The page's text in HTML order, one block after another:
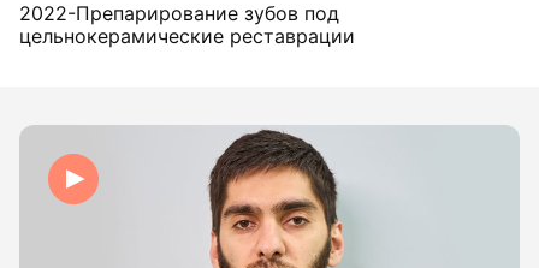
2022-Препарирование зубов под
цельнокерамические реставрации